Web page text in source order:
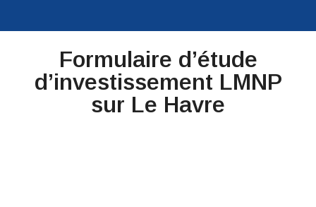
Formulaire d’étude
d’investissement LMNP
sur Le Havre​